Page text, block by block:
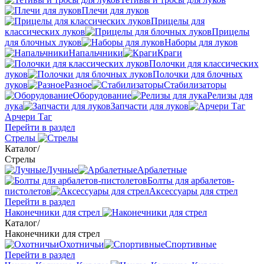
Плечи для луков
Прицелы для
классических луков
Прицелы
для блочных луков
Наборы для луков
Напальчники
Краги
Полочки для классических
луков
Полочки для блочных
луков
Разное
Стабилизаторы
Оборудование
Релизы для
лука
Запчасти для луков
Арчери Таг
Перейти в раздел
Стрелы
Каталог/
Стрелы
Лучные
Арбалетные
Болты для арбалетов-
пистолетов
Аксессуары для стрел
Перейти в раздел
Наконечники для стрел
Каталог/
Наконечники для стрел
Охотничьи
Спортивные
Перейти в раздел